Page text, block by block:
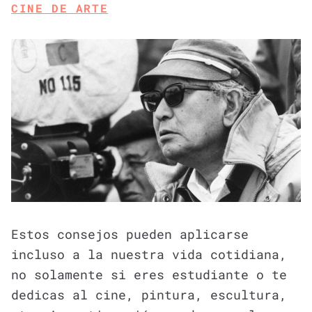
CINE DE ARTE
Estos consejos pueden aplicarse
incluso a la nuestra vida cotidiana,
no solamente si eres estudiante o te
dedicas al cine, pintura, escultura,